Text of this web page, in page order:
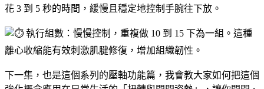
花 3 到 5 秒的時間，緩慢且穩定地控制手腕往下放。
執行組數：慢慢控制，重複做 10 到 15 下為一組。這種
離心收縮能有效刺激肌腱修復，增加組織韌性。
下一集，也是這個系列的壓軸功能篇，我會教大家如何把這個